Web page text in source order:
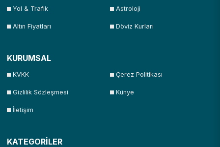
Yol & Trafik Astroloji
Altın Fiyatları Döviz Kurları
KURUMSAL
KVKK Çerez Politikası
Gizlilik Sözleşmesi Künye
İletişim
KATEGORİLER